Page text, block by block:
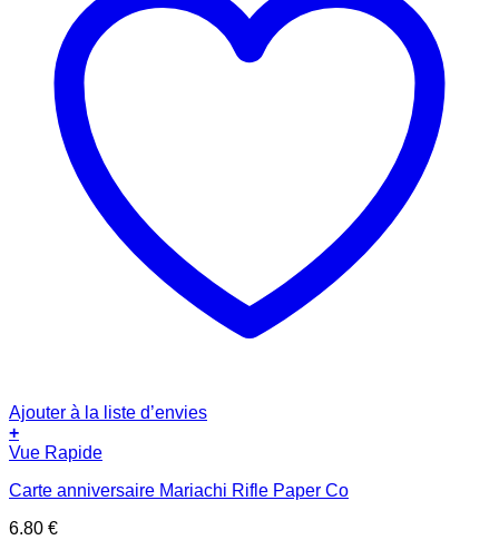
Ajouter à la liste d’envies
+
Vue Rapide
Carte anniversaire Mariachi Rifle Paper Co
6.80 €